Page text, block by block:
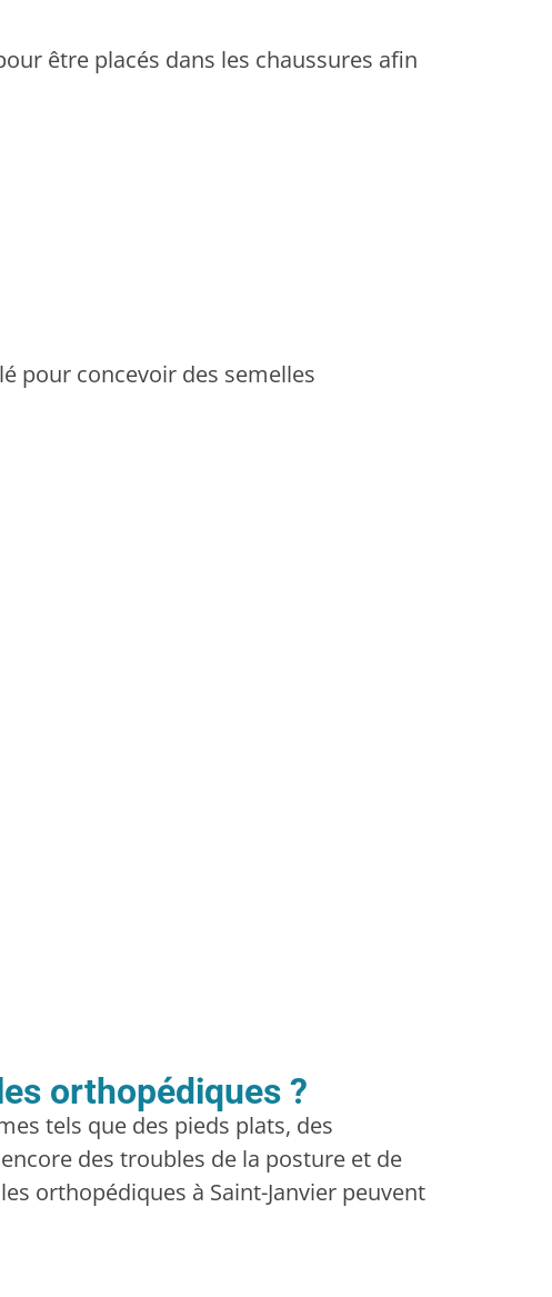
être placés dans les chaussures afin
pour concevoir des semelles
orthopédiques ?
tels que des pieds plats, des
des troubles de la posture et de
orthopédiques à Saint-Janvier peuvent